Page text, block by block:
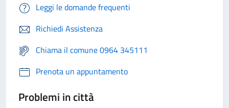
Leggi le domande frequenti
Richiedi Assistenza
Chiama il comune 0964 345111
Prenota un appuntamento
Problemi in città